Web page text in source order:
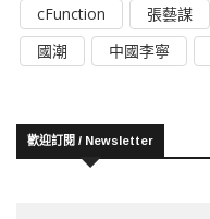
cFunction
張藝謀
國潮
中國李寧
歡迎訂閱 / Newsletter